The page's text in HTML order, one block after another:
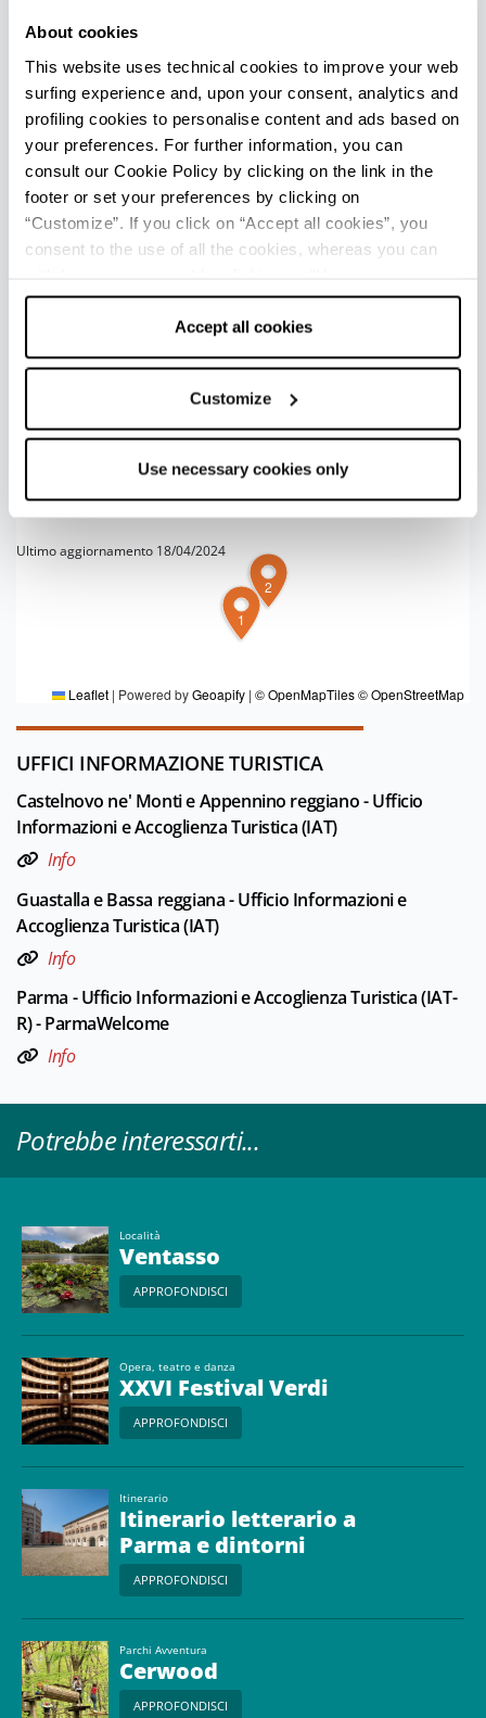
About cookies
This website uses technical cookies to improve your web
surfing experience and, upon your consent, analytics and
profiling cookies to personalise content and ads based on
your preferences. For further information, you can
consult our Cookie Policy by clicking on the link in the
footer or set your preferences by clicking on
“Customize”. If you click on “Accept all cookies”, you
consent to the use of all the cookies, whereas you can
cookies only” and only the technical cookies for the
correct functioning of the website will be used.
Accept all cookies
Customize
Use necessary cookies only
dall’UNESCO ai siti di massimo valore
Su Piazza Duomo potrete visitare anche la
Cattedrale
e il Palazzo Vescovile.
1
2
3
4
5
+
−
Leaflet | Powered byGeoapify | © OpenMapTiles© OpenStreetMap
Ultimo aggiornamento 18/04/2024
PER MAGGIORI INFORMAZIONI
UFFICI INFORMAZIONE TURISTICA
Castelnovo ne' Monti e Appennino reggiano - Ufficio
Informazioni e Accoglienza Turistica (IAT)
Info
Guastalla e Bassa reggiana - Ufficio Informazioni e
Accoglienza Turistica (IAT)
Info
Parma - Ufficio Informazioni e Accoglienza Turistica (IAT-
R) - ParmaWelcome
Info
Potrebbe interessarti...
Località
Ventasso
APPROFONDISCI
Opera, teatro e danza
XXVI Festival Verdi
APPROFONDISCI
Itinerario
Itinerario letterario a
Parma e dintorni
APPROFONDISCI
Parchi Avventura
Cerwood
APPROFONDISCI